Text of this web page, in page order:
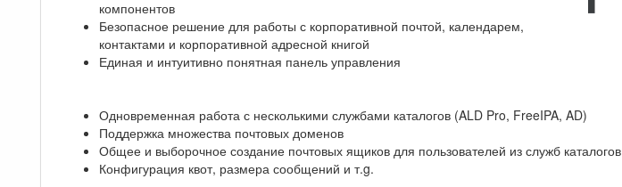
компонентов
Безопасное решение для работы с корпоративной почтой, календарем,
контактами и корпоративной адресной книгой
Единая и интуитивно понятная панель управления
Одновременная работа с несколькими службами каталогов (ALD Pro, FreeIPA, AD)
Поддержка множества почтовых доменов
Общее и выборочное создание почтовых ящиков для пользователей из служб каталогов
Конфигурация квот, размера сообщений и т.g.